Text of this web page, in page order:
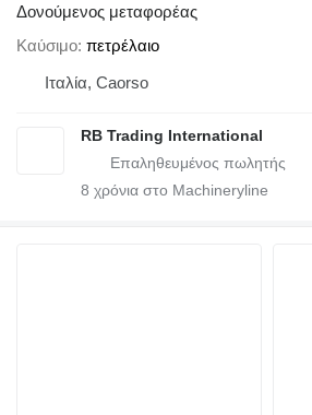
Δονούμενος μεταφορέας
Καύσιμο πετρέλαιο
Ιταλία, Caorso
RB Trading International
8 χρόνια στο Machineryline